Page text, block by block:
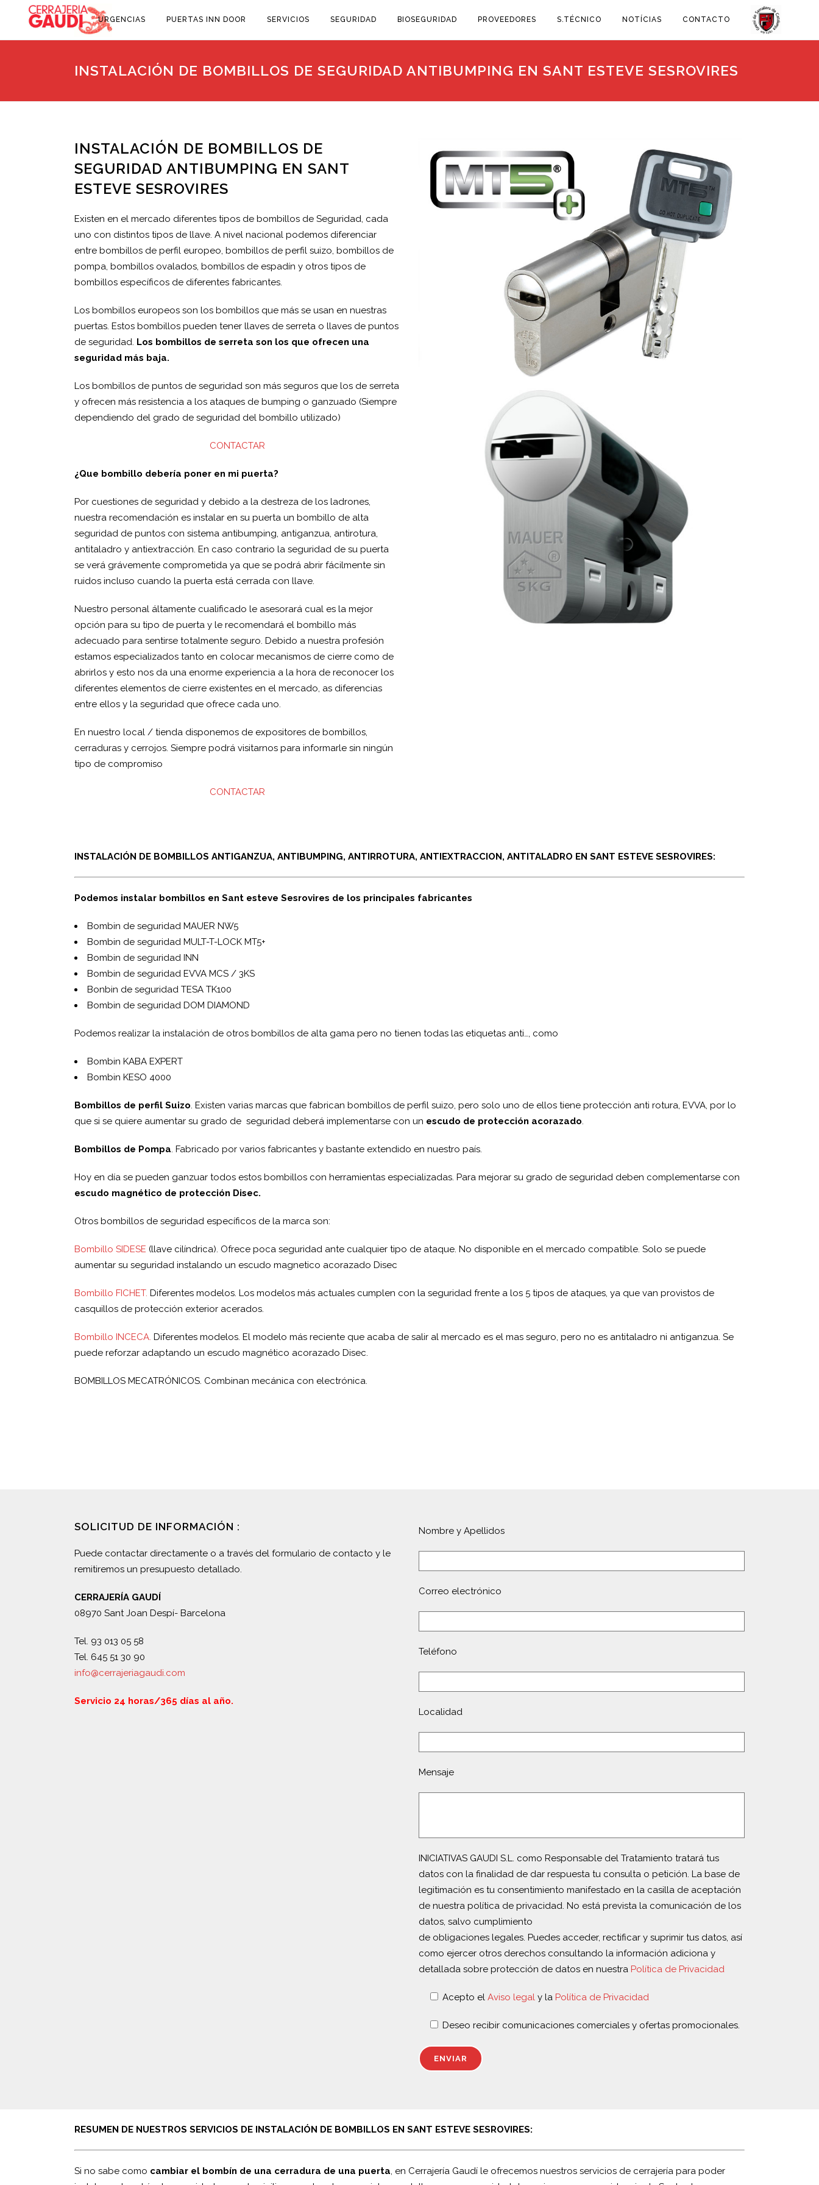
URGENCIAS PUERTAS INN DOOR SERVICIOS SEGURIDAD BIOSEGURIDAD PROVEEDORES S.TÉCNICO NOTÍCIAS CONTACTO
INSTALACIÓN DE BOMBILLOS DE SEGURIDAD ANTIBUMPING EN SANT ESTEVE SESROVIRES
INSTALACIÓN DE BOMBILLOS DE
SEGURIDAD ANTIBUMPING EN SANT
ESTEVE SESROVIRES
Existen en el mercado diferentes tipos de bombillos de Seguridad, cada
uno con distintos tipos de llave. A nivel nacional podemos diferenciar
entre bombillos de perfil europeo, bombillos de perfil suizo, bombillos de
pompa, bombillos ovalados, bombillos de espadín y otros tipos de
bombillos específicos de diferentes fabricantes.
Los bombillos europeos son los bombillos que más se usan en nuestras
puertas. Estos bombillos pueden tener llaves de serreta o llaves de puntos
de seguridad. Los bombillos de serreta son los que ofrecen una
seguridad más baja.
Los bombillos de puntos de seguridad son más seguros que los de serreta
y ofrecen más resistencia a los ataques de bumping o ganzuado (Siempre
dependiendo del grado de seguridad del bombillo utilizado)
CONTACTAR
¿Que bombillo debería poner en mi puerta?
Por cuestiones de seguridad y debido a la destreza de los ladrones,
nuestra recomendación es instalar en su puerta un bombillo de alta
seguridad de puntos con sistema antibumping, antiganzua, antirotura,
antitaladro y antiextracción. En caso contrario la seguridad de su puerta
se verá grávemente comprometida ya que se podrá abrir fácilmente sin
ruidos incluso cuando la puerta está cerrada con llave.
Nuestro personal áltamente cualificado le asesorará cual es la mejor
opción para su tipo de puerta y le recomendará el bombillo más
adecuado para sentirse totalmente seguro. Debido a nuestra profesión
estamos especializados tanto en colocar mecanismos de cierre como de
abrirlos y esto nos da una enorme experiencia a la hora de reconocer los
diferentes elementos de cierre existentes en el mercado, as diferencias
entre ellos y la seguridad que ofrece cada uno.
En nuestro local / tienda disponemos de expositores de bombillos,
cerraduras y cerrojos. Siempre podrá visitarnos para informarle sin ningún
tipo de compromiso
CONTACTAR
INSTALACIÓN DE BOMBILLOS ANTIGANZUA, ANTIBUMPING, ANTIRROTURA, ANTIEXTRACCION, ANTITALADRO EN SANT ESTEVE SESROVIRES:
Podemos instalar bombillos en Sant esteve Sesrovires de los principales fabricantes
Bombin de seguridad MAUER NW5
Bombin de seguridad MUL­T-T-LOCK MT5+
Bombin de seguridad INN
Bombin de seguridad EVVA MCS / 3KS
Bonbin de seguridad TESA TK100
Bombin de seguridad DOM DIAMOND
Podemos realizar la instalación de otros bombillos de alta gama pero no tienen todas las etiquetas anti…, como
Bombin KABA EXPERT
Bombin KESO 4000
Bombillos de perfil Suizo. Existen varias marcas que fabrican bombillos de perfil suizo, pero solo uno de ellos tiene protección anti rotura, EVVA, por lo
que si se quiere aumentar su grado de seguridad deberá implementarse con un escudo de protección acorazado.
Bombillos de Pompa. Fabricado por varios fabricantes y bastante extendido en nuestro país.
Hoy en día se pueden ganzuar todos estos bombillos con herramientas especializadas. Para mejorar su grado de seguridad deben complementarse con
escudo magnético de protección Disec.
Otros bombillos de seguridad específicos de la marca son:
Bombillo SIDESE (llave cilíndrica). Ofrece poca seguridad ante cualquier tipo de ataque. No disponible en el mercado compatible. Solo se puede
aumentar su seguridad instalando un escudo magnetico acorazado Disec
Bombillo FICHET. Diferentes modelos. Los modelos más actuales cumplen con la seguridad frente a los 5 tipos de ataques, ya que van provistos de
casquillos de protección exterior acerados.
Bombillo INCECA. Diferentes modelos. El modelo más reciente que acaba de salir al mercado es el mas seguro, pero no es antitaladro ni antiganzua. Se
puede reforzar adaptando un escudo magnético acorazado Disec.
BOMBILLOS MECATRÓNICOS. Combinan mecánica con electrónica.
SOLICITUD DE INFORMACIÓN :
Puede contactar directamente o a través del formulario de contacto y le
remitiremos un presupuesto detallado.
CERRAJERÍA GAUDÍ
08970 Sant Joan Despí- Barcelona
Tel. 93 013 05 58
Tel. 645 51 30 90
info@cerrajeriagaudi.com
Servicio 24 horas/365 días al año.
Nombre y Apellidos
Correo electrónico
Teléfono
Localidad
Mensaje
INICIATIVAS GAUDI S.L. como Responsable del Tratamiento tratará tus
datos con la finalidad de dar respuesta tu consulta o petición. La base de
legitimación es tu consentimiento manifestado en la casilla de aceptación
de nuestra política de privacidad. No está prevista la comunicación de los
datos, salvo cumplimiento
de obligaciones legales. Puedes acceder, rectificar y suprimir tus datos, así
como ejercer otros derechos consultando la información adiciona y
detallada sobre protección de datos en nuestra Política de Privacidad
Acepto el Aviso legal y la Política de Privacidad
Deseo recibir comunicaciones comerciales y ofertas promocionales.
RESUMEN DE NUESTROS SERVICIOS DE INSTALACIÓN DE BOMBILLOS EN SANT ESTEVE SESROVIRES:
Si no sabe como cambiar el bombín de una cerradura de una puerta, en Cerrajería Gaudí le ofrecemos nuestros servicios de cerrajería para poder